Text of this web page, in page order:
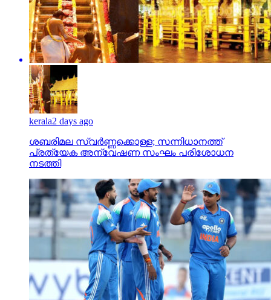
kerala2 days ago
ശബരിമല സ്വര്‍ണ്ണക്കൊള്ള; സന്നിധാനത്ത്
പ്രത്യേക അന്വേഷണ സംഘം പരിശോധന
നടത്തി